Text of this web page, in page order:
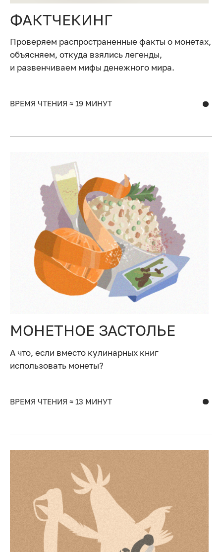
ФАКТЧЕКИНГ
Проверяем распространенные факты о монетах,
объясняем, откуда взялись легенды,
и развенчиваем мифы денежного мира.
ВРЕМЯ ЧТЕНИЯ ≈ 19 МИНУТ
МОНЕТНОЕ ЗАСТОЛЬЕ
А что, если вместо кулинарных книг
использовать монеты?
ВРЕМЯ ЧТЕНИЯ ≈ 13 МИНУТ